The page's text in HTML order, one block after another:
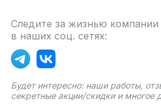
Следите за жизнью компании
в наших соц. сетях:
Будет интересно: наши работы,
секретные акции/скидки и многое